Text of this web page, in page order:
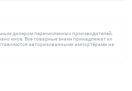
дилером перечисленных производителей,
иное. Все товарные знаки принадлежат их
авторизованными импортёрами на